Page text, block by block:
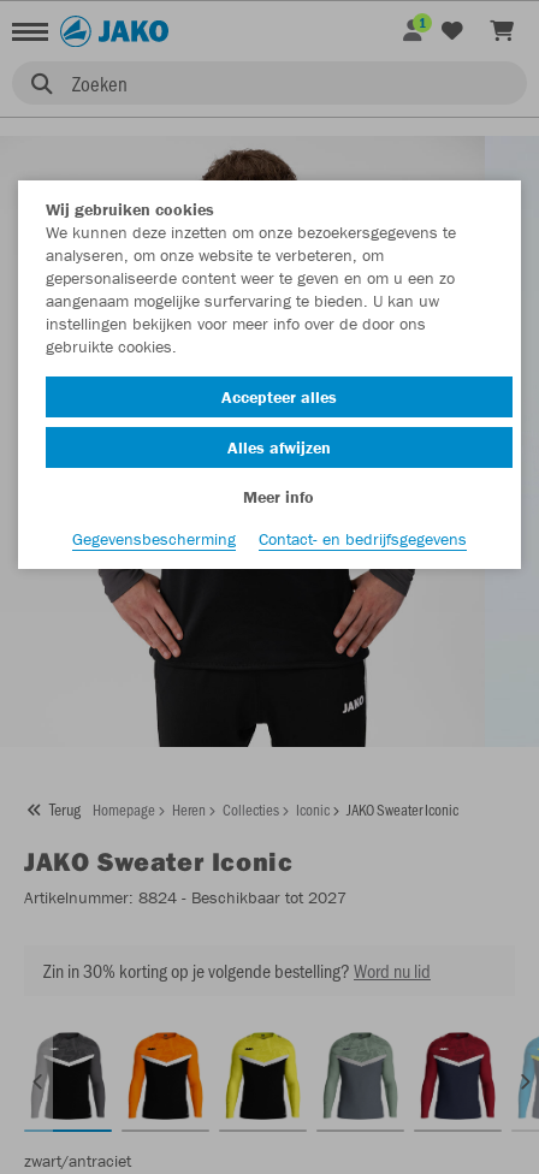
Zoeken
1
Terug Homepage Heren Collecties Iconic JAKO Sweater Iconic
JAKO Sweater Iconic
Artikelnummer: 8824 - Beschikbaar tot 2027
Zin in 30% korting op je volgende bestelling?Word nu lid
zwart/antraciet
Wij gebruiken cookies
We kunnen deze inzetten om onze bezoekersgegevens te
analyseren, om onze website te verbeteren, om
gepersonaliseerde content weer te geven en om u een zo
aangenaam mogelijke surfervaring te bieden. U kan uw
instellingen bekijken voor meer info over de door ons
gebruikte cookies.
Accepteer alles
Alles afwijzen
Meer info
Gegevensbescherming
Contact- en bedrijfsgegevens